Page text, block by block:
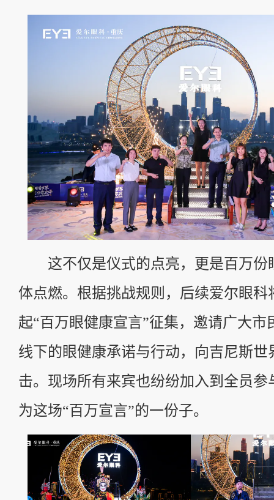
这不仅是仪式的点亮，更是百万份
体点燃。根据挑战规则，后续爱尔眼科
起“百万眼健康宣言”征集，邀请广大市
线下的眼健康承诺与行动，向吉尼斯世
击。现场所有来宾也纷纷加入到全员参
为这场“百万宣言”的一份子。